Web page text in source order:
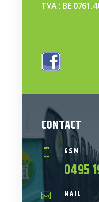
TVA : BE
CONTACT
 GSM
0495
 MAIL